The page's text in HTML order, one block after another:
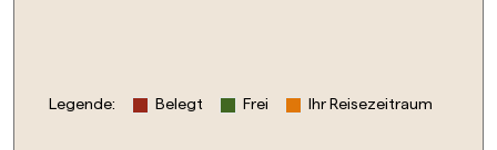
Legende: Belegt Frei Ihr Reisezeitraum